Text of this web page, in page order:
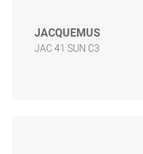
JACQUEMUS
JAC 41 SUN C3